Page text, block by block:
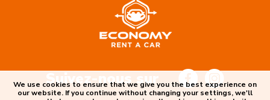
Suivez-nous sur
We use cookies to ensure that we give you the best experience on
our website. If you continue without changing your settings, we'll